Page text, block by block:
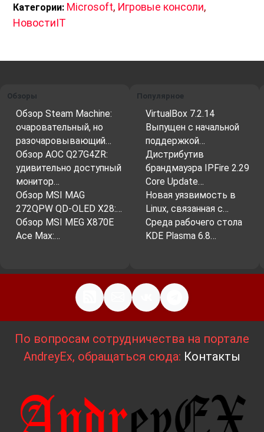
Категории: Microsoft, Игровые консоли,
НовостиIT
Обзоры
Обзор Steam Machine:
очаровательный, но
разочаровывающий…
Обзор AOC Q27G4ZR:
удивительно доступный
монитор…
Обзор MSI MAG
272QPW QD-OLED X28:…
Обзор MSI MEG X870E
Ace Max:…
Популярное
VirtualBox 7.2.14
Выпущен с начальной
поддержкой…
Дистрибутив
брандмауэра IPFire 2.29
Core Update…
Новая уязвимость в
Linux, связанная с…
Среда рабочего стола
KDE Plasma 6.8…
По вопросам сотрудничества на портале
AndreyEx, обращаться сюда: Контакты